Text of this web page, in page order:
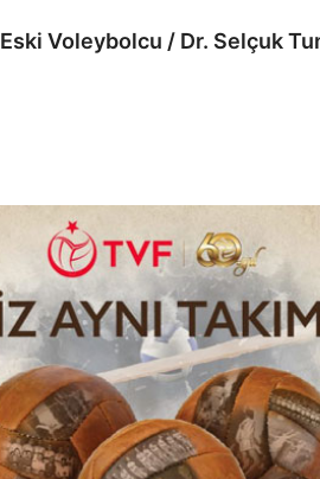
Eski Voleybolcu / Dr. Selçuk